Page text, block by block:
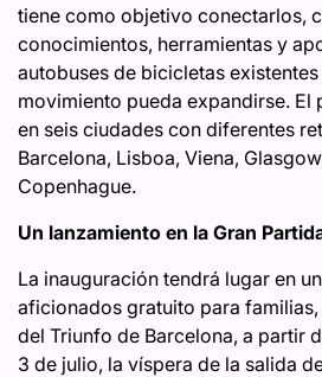
tiene como objetivo conectarlos,
conocimientos, herramientas y
autobuses de bicicletas
movimiento pueda expandirse. El
en seis ciudades con diferentes
Barcelona, ​​Lisboa, Viena,
Copenhague.
Un lanzamiento en la Gran
La inauguración tendrá lugar en
aficionados gratuito para
del Triunfo de Barcelona, ​​a partir
3 de julio, la víspera de la salida